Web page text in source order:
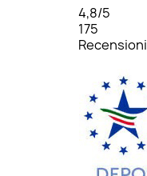
4,8/5
175
Recensioni